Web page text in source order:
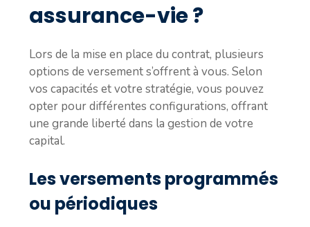
assurance-vie ?
Lors de la mise en place du contrat, plusieurs
options de versement s’offrent à vous. Selon
vos capacités et votre stratégie, vous pouvez
opter pour différentes configurations, offrant
une grande liberté dans la gestion de votre
capital.
Les versements programmés
ou périodiques